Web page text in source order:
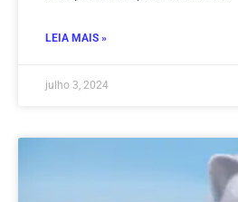
LEIA MAIS »
julho 3, 2024